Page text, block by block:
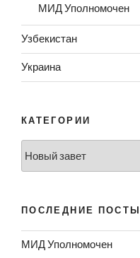
МИД Уполномочен
Узбекистан
Украина
КАТЕГОРИИ
ПОСЛЕДНИЕ ПОСТЫ
МИД Уполномочен